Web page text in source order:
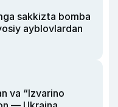
sakkizta bomba
ayblovlardan
va “Izvarino